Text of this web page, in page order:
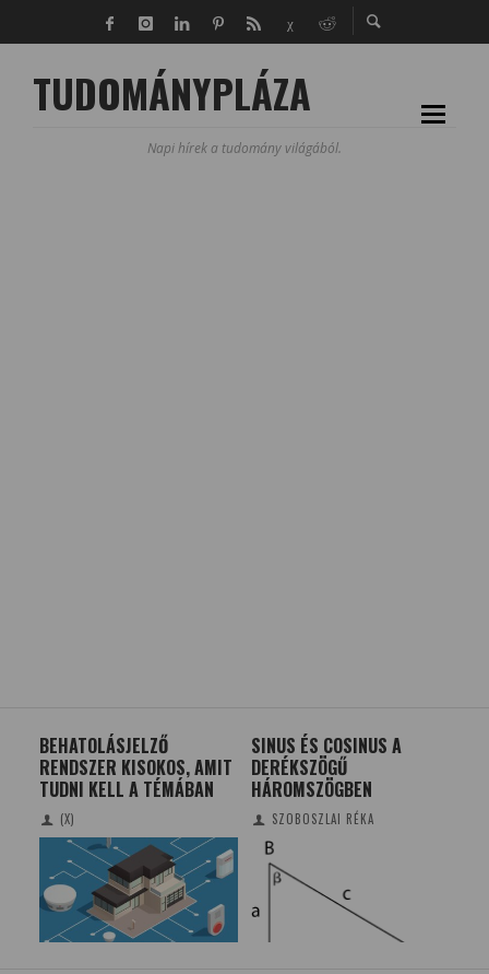
TUDOMÁNYPLÁZA
Napi hírek a tudomány világából.
BEHATOLÁSJELZŐ
RENDSZER KISOKOS, AMIT
TUDNI KELL A TÉMÁBAN
(X)
SINUS ÉS COSINUS A
DERÉKSZÖGŰ
HÁROMSZÖGBEN
SZOBOSZLAI RÉKA